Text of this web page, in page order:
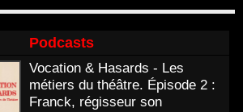
Podcasts
Vocation & Hasards - Les
métiers du théâtre. Épisode 2 :
Franck, régisseur son